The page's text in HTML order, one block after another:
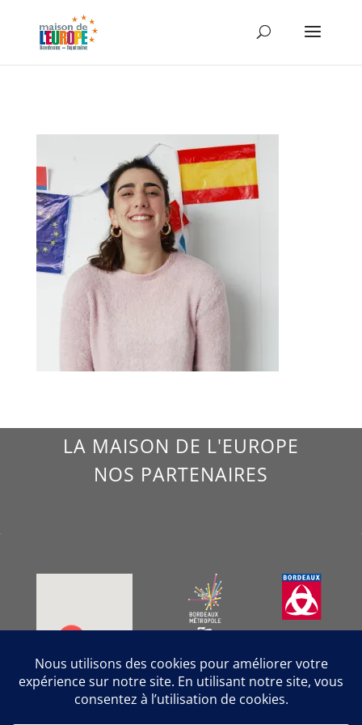
LA MAISON DE L'EUROPE
NOS PARTENAIRES